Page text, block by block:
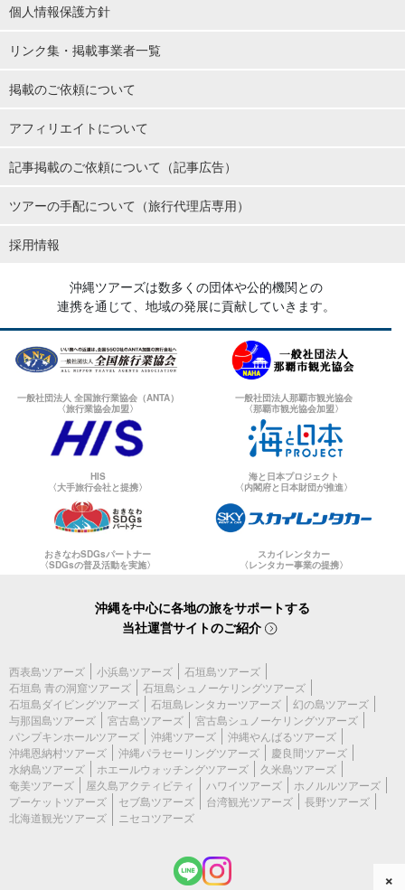
個人情報保護方針
リンク集・掲載事業者一覧
掲載のご依頼について
アフィリエイトについて
記事掲載のご依頼について（記事広告）
ツアーの手配について（旅行代理店専用）
採用情報
沖縄ツアーズは数多くの団体や公的機関との
連携を通じて、地域の発展に貢献していきます。
一般社団法人 全国旅行業協会（ANTA）
〈旅行業協会加盟〉
一般社団法人那覇市観光協会
〈那覇市観光協会加盟〉
HIS
〈大手旅行会社と提携〉
海と日本プロジェクト
〈内閣府と日本財団が推進〉
おきなわSDGsパートナー
〈SDGsの普及活動を実施〉
スカイレンタカー
〈レンタカー事業の提携〉
沖縄を中心に各地の旅をサポートする
当社運営サイトのご紹介
西表島ツアーズ 小浜島ツアーズ
石垣島ツアーズ
石垣島 青の洞窟ツアーズ
石垣島シュノーケリングツアーズ
石垣島ダイビングツアーズ
石垣島レンタカーツアーズ
幻の島ツアーズ
与那国島ツアーズ
宮古島ツアーズ
宮古島シュノーケリングツアーズ
パンプキンホールツアーズ
沖縄ツアーズ
沖縄やんばるツアーズ
沖縄恩納村ツアーズ
沖縄パラセーリングツアーズ
慶良間ツアーズ
水納島ツアーズ
ホエールウォッチングツアーズ
久米島ツアーズ
奄美ツアーズ
屋久島アクティビティ ハワイツアーズ
ホノルルツアーズ
プーケットツアーズ
セブ島ツアーズ 台湾観光ツアーズ
長野ツアーズ
北海道観光ツアーズ
ニセコツアーズ
×